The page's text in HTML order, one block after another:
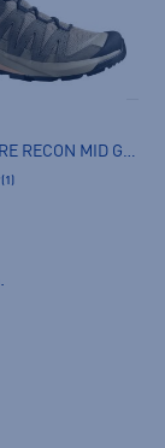
(1)
.